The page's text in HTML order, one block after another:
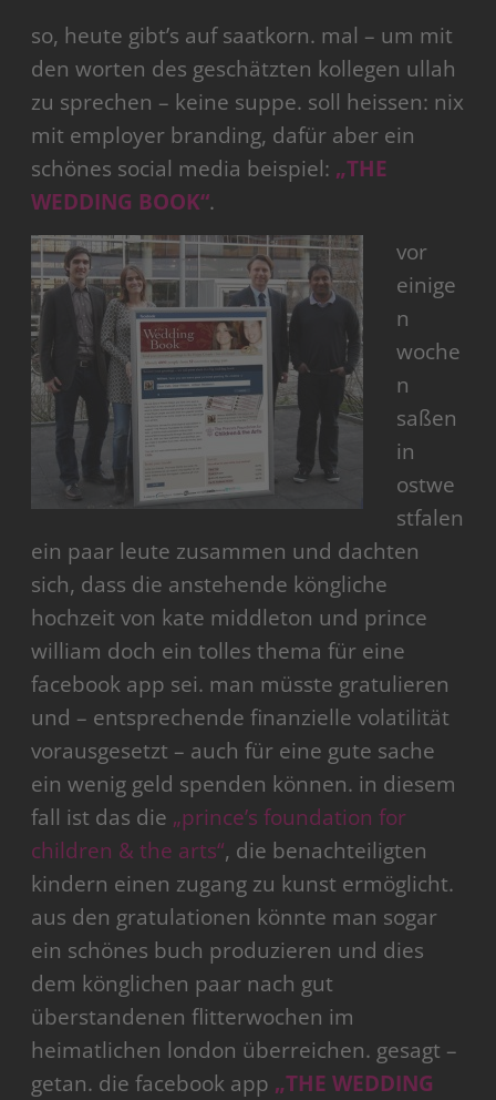
so, heute gibt’s auf saatkorn. mal – um mit
den worten des geschätzten kollegen ullah
zu sprechen – keine suppe. soll heissen: nix
mit employer branding, dafür aber ein
schönes social media beispiel: „THE
WEDDING BOOK“.
vor
einige
n
woche
n
saßen
in
ostwe
stfalen
ein paar leute zusammen und dachten
sich, dass die anstehende köngliche
hochzeit von kate middleton und prince
william doch ein tolles thema für eine
facebook app sei. man müsste gratulieren
und – entsprechende finanzielle volatilität
vorausgesetzt – auch für eine gute sache
ein wenig geld spenden können. in diesem
fall ist das die „prince’s foundation for
children & the arts“, die benachteiligten
kindern einen zugang zu kunst ermöglicht.
aus den gratulationen könnte man sogar
ein schönes buch produzieren und dies
dem könglichen paar nach gut
überstandenen flitterwochen im
heimatlichen london überreichen. gesagt –
getan. die facebook app „THE WEDDING